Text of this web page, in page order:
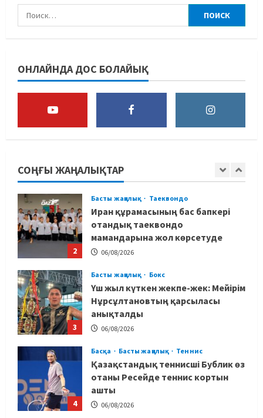
ОНЛАЙНДА ДОС БОЛАЙЫҚ
СОҢҒЫ ЖАҢАЛЫҚТАР
ашты
Төрехан Сабырханның
болашағына алаңдады
1 06/08/2026
2
Басты жаңалық Таеквондо
Иран құрамасының бас бапкері
отандық таеквондо
мамандарына жол көрсетуде
06/08/2026
3
Басты жаңалық Бокс
Үш жыл күткен жекпе-жек: Мейірім
Нұрсұлтановтың қарсыласы
анықталды
06/08/2026
4
Басқа Басты жаңалық Теннис
Қазақстандық теннисші Бублик өз
отаны Ресейде теннис кортын
ашты
06/08/2026